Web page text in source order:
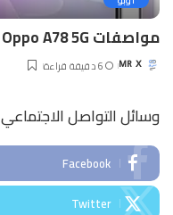
مواصفات Oppo A78 5G
Posted
MR X 6 دقيقة قراءة
وسائل التواصل الاجتماعي
Facebook
Twitter